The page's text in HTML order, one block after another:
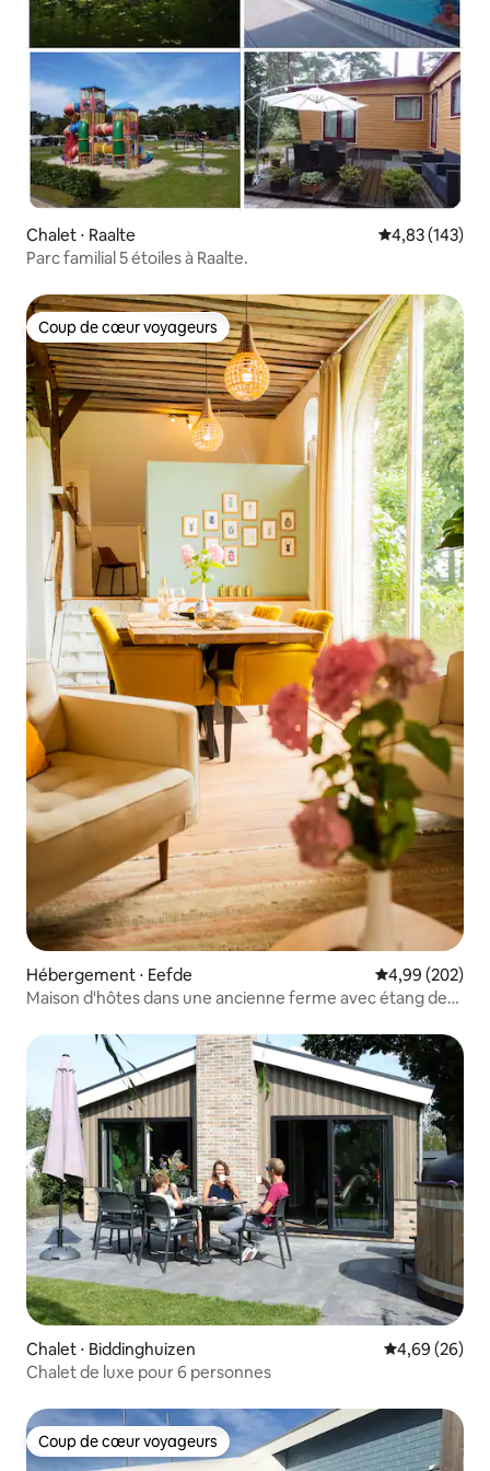
Chalet ⋅ Raalte Évaluation
4,83 (143)
Parc familial 5 étoiles à Raalte.
Coup de cœur voyageurs
Coup de cœur voyageurs
Hébergement ⋅ Eefde Évaluation
4,99 (202)
Maison d'hôtes dans une ancienne ferme avec étang de
Chalet ⋅ Biddinghuizen Évaluation
4,69 (26)
Chalet de luxe pour 6 personnes
Coup de cœur voyageurs
Coup de cœur voyageurs